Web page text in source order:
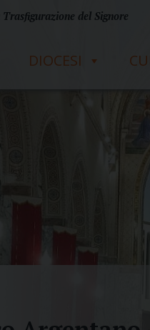
Trasfigurazione del Signore
DIOCESI